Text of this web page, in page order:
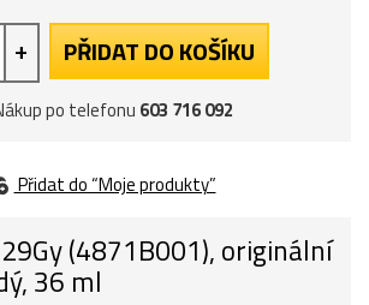
+ PŘIDAT DO KOŠÍKU
po telefonu 603 716 092
Přidat do “Moje produkty”
(4871B001), originální
36 ml